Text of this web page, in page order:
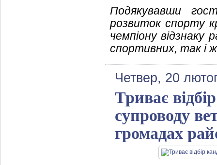
Подякувавши
розвиток спорту
чемпіону відзнаку
спортивних, так і
Четвер, 20
Триває
супроводу
громадах